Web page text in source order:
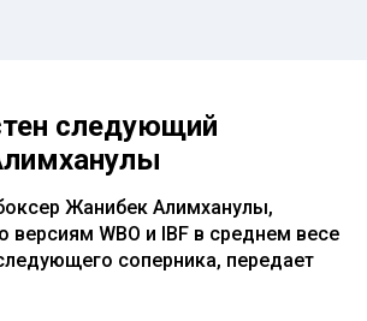
следующий
Жанибек Алимханулы,
версиям WBO и IBF в среднем весе
соперника, передает